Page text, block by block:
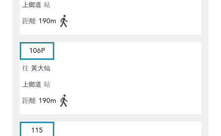
上鄉道 站
距離 190m
106P
往 黃大仙
上鄉道 站
距離 190m
115